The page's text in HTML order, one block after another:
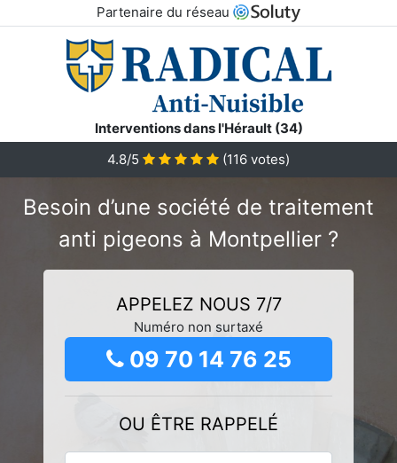
Partenaire du réseau
Interventions dans l'Hérault (34)
4.8/5
(116 votes)
Besoin d’une société de traitement
anti pigeons à Montpellier ?
APPELEZ NOUS 7/7
Numéro non surtaxé
09 70 14 76 25
OU ÊTRE RAPPELÉ